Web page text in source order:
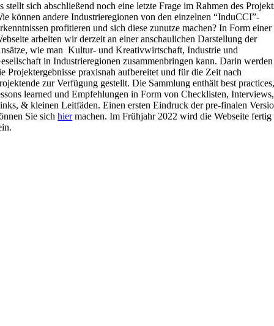
stellt sich abschließend noch eine letzte Frage im Rahmen des
können andere Industrieregionen von den einzelnen “InduCCI”-
profitieren und sich diese zunutze machen? In Form einer
arbeiten wir derzeit an einer anschaulichen Darstellung der
wie man Kultur- und Kreativwirtschaft, Industrie und
in Industrieregionen zusammenbringen kann. Darin werden
Projektergebnisse praxisnah aufbereitet und für die Zeit nach
zur Verfügung gestellt. Die Sammlung enthält best
learned und Empfehlungen in Form von Checklisten, Interviews,
& kleinen Leitfäden. Einen ersten Eindruck der pre-finalen
Sie sichhiermachen. Im Frühjahr 2022 wird die Webseite fertig